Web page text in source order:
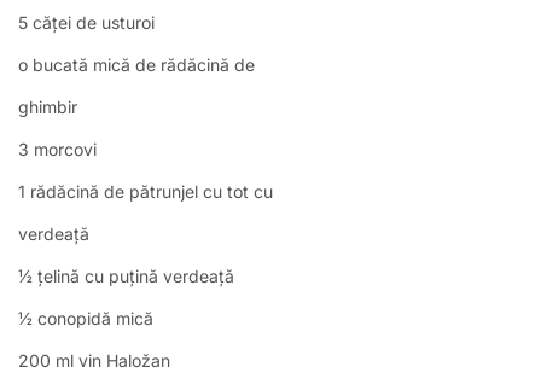
5 căței de usturoi
o bucată mică de rădăcină de
ghimbir
3 morcovi
1 rădăcină de pătrunjel cu tot cu
verdeață
½ țelină cu puțină verdeață
½ conopidă mică
200 ml vin Haložan